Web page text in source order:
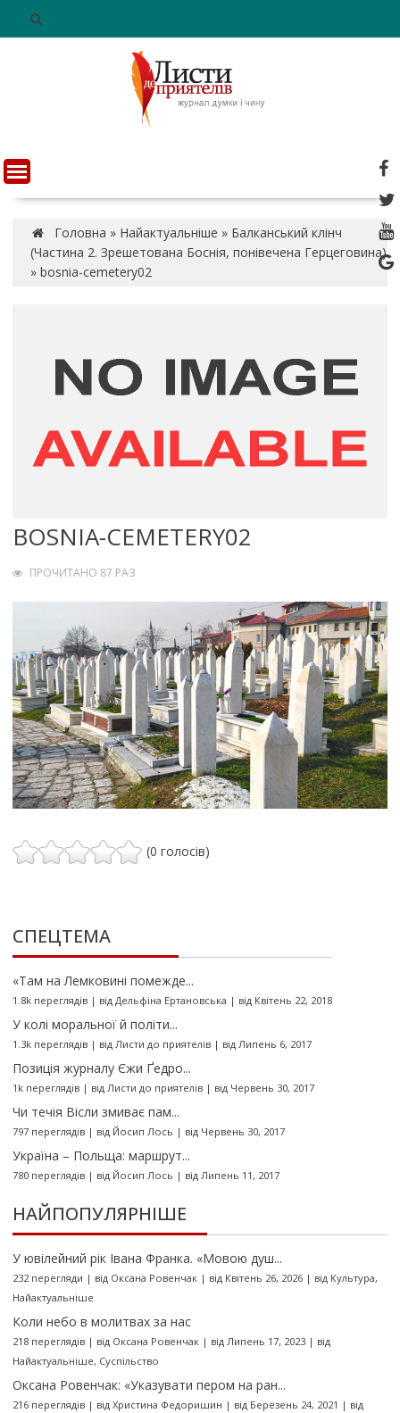
n
t
Головна » Найактуальніше » Балканський клінч
(Частина 2. Зрешетована Боснія, понівечена Герцеговина)
» bosnia-cemetery02
BOSNIA-CEMETERY02
ПРОЧИТАНО 87 РАЗ
(0 голосів)
СПЕЦТЕМА
«Там на Лемковині помежде...
1.8k переглядів| від Дельфіна Ертановська | від Квітень 22, 2018
У колі моральної й політи...
1.3k переглядів| від Листи до приятелів| від Липень 6, 2017
Позиція журналу Єжи Ґедро...
1k переглядів| від Листи до приятелів| від Червень 30, 2017
Чи течія Вісли змиває пам...
797 переглядів| від Йосип Лось | від Червень 30, 2017
Україна – Польща: маршрут...
780 переглядів| від Йосип Лось | від Липень 11, 2017
НАЙПОПУЛЯРНІШЕ
У ювілейний рік Івана Франка. «Мовою душ...
232 перегляди | від Оксана Ровенчак| від Квітень 26, 2026| від Культура,
Найактуальніше
Коли небо в молитвах за нас
218 переглядів| від Оксана Ровенчак| від Липень 17, 2023| від
Найактуальніше, Суспільство
Оксана Ровенчак: «Указувати пером на ран...
216 переглядів| від Христина Федоришин | від Березень 24, 2021 | від